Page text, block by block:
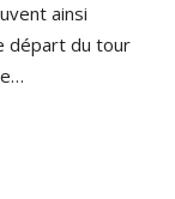
ainsi
départ du tour